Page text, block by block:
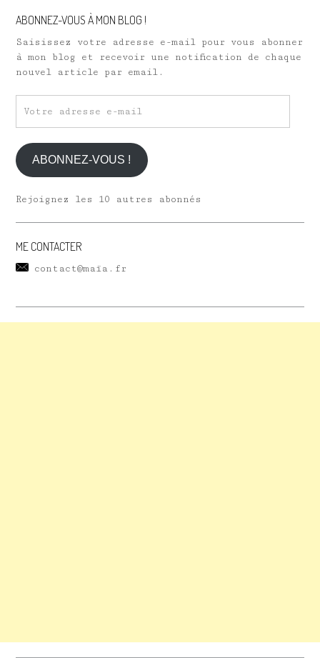
ABONNEZ-VOUS À MON BLOG !
Saisissez votre adresse e-mail pour vous abonner
à mon blog et recevoir une notification de chaque
nouvel article par email.
adresse
e-
mail
ABONNEZ-VOUS !
Rejoignez les 10 autres abonnés
ME CONTACTER
contact@maïa.fr